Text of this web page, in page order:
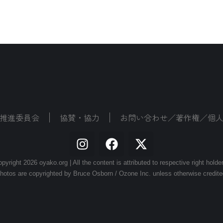
進委員会 協賛・協力 お問い合わせ／著作権／個
2026 oyako.org | All the content is attributed to respective right
are copyrighted by Bruce Osborn / Ozone Inc. unless otherwise